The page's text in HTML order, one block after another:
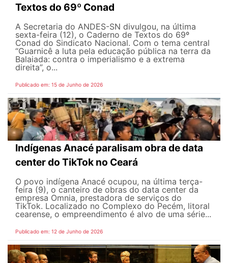
Textos do 69º Conad
A Secretaria do ANDES-SN divulgou, na última
sexta-feira (12), o Caderno de Textos do 69º
Conad do Sindicato Nacional. Com o tema central
“Guarnicê a luta pela educação pública na terra da
Balaiada: contra o imperialismo e a extrema
direita”, o...
Publicado em: 15 de Junho de 2026
Indígenas Anacé paralisam obra de data
center do TikTok no Ceará
O povo indígena Anacé ocupou, na última terça-
feira (9), o canteiro de obras do data center da
empresa Omnia, prestadora de serviços do
TikTok. Localizado no Complexo do Pecém, litoral
cearense, o empreendimento é alvo de uma série...
Publicado em: 12 de Junho de 2026